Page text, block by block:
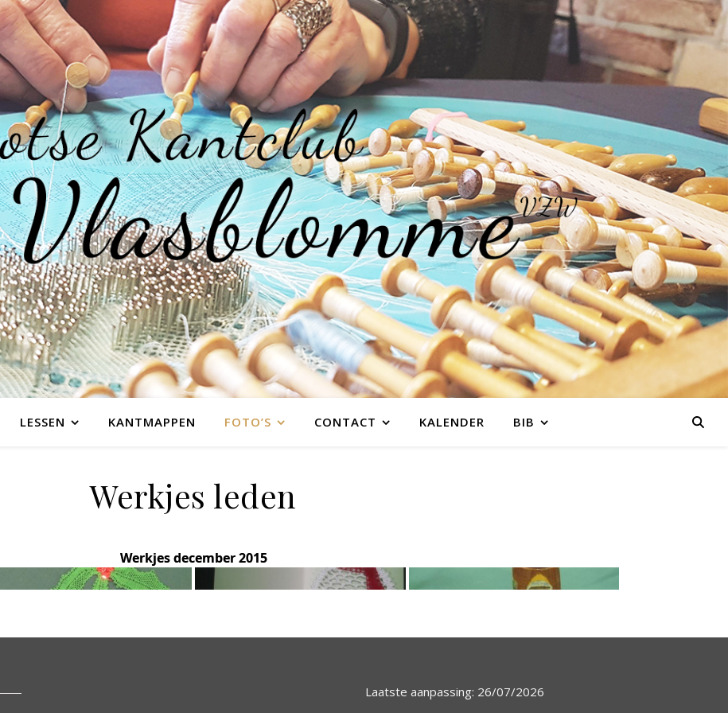
LESSEN KANTMAPPEN FOTO’S CONTACT KALENDER BIB
Werkjes leden
Werkjes december 2015
Laatste aanpassing: 26/07/2026